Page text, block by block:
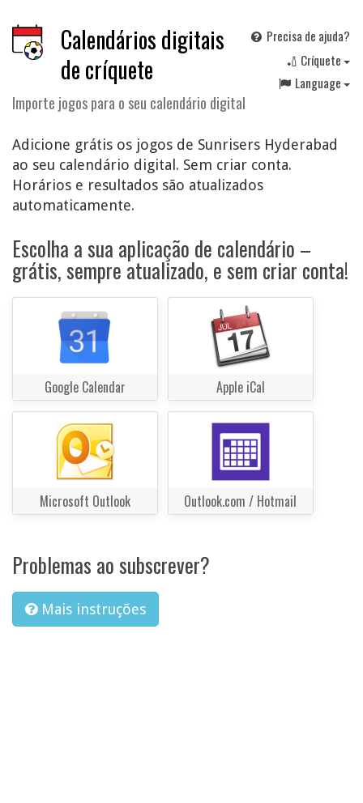
Calendários digitais
de críquete
Importe jogos para o seu calendário digital
Precisa de ajuda?
🏏 Críquete
Language
Adicione grátis os jogos de Sunrisers Hyderabad
ao seu calendário digital. Sem criar conta.
Horários e resultados são atualizados
automaticamente.
Escolha a sua aplicação de calendário –
grátis, sempre atualizado, e sem criar conta!
Google Calendar Apple iCal
Microsoft Outlook Outlook.com / Hotmail
Problemas ao subscrever?
Mais instruções